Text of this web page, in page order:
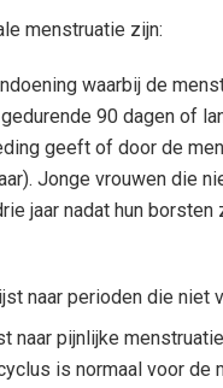
menstruatie zijn:
waarbij de
90 dagen of
geeft of door de
Jonge vrouwen die
jaar nadat hun
naar perioden die niet
naar pijnlijke
is normaal voor de